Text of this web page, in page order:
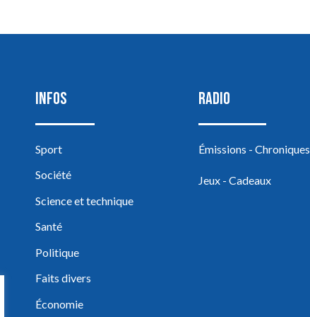
INFOS
Sport
Société
Science et technique
Santé
Politique
Faits divers
Économie
RADIO
Émissions - Chroniques
Jeux - Cadeaux